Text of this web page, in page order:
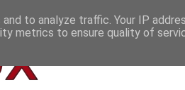
to analyze traffic. Your IP
metrics to ensure quality of